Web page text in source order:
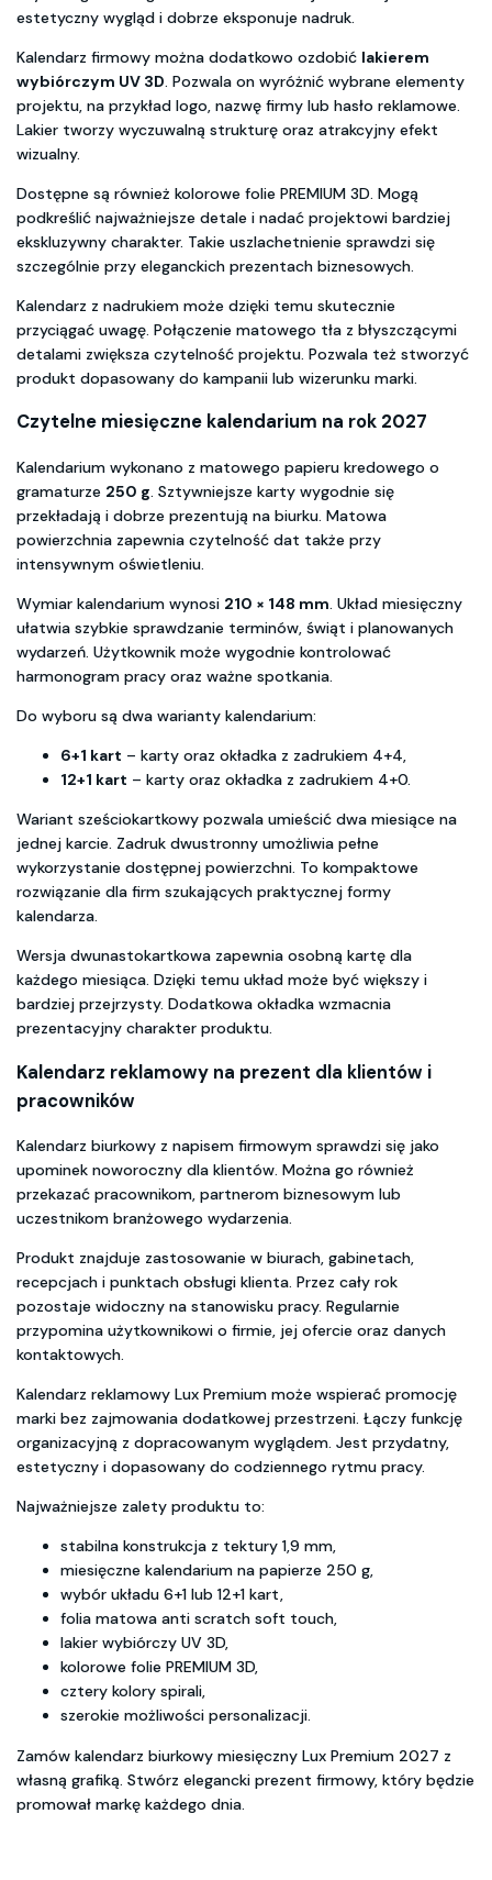
estetyczny wygląd i dobrze eksponuje nadruk.
Kalendarz firmowy można dodatkowo ozdobić lakierem
wybiórczym UV 3D. Pozwala on wyróżnić wybrane elementy
projektu, na przykład logo, nazwę firmy lub hasło reklamowe.
Lakier tworzy wyczuwalną strukturę oraz atrakcyjny efekt
wizualny.
Dostępne są również kolorowe folie PREMIUM 3D. Mogą
podkreślić najważniejsze detale i nadać projektowi bardziej
ekskluzywny charakter. Takie uszlachetnienie sprawdzi się
szczególnie przy eleganckich prezentach biznesowych.
Kalendarz z nadrukiem może dzięki temu skutecznie
przyciągać uwagę. Połączenie matowego tła z błyszczącymi
detalami zwiększa czytelność projektu. Pozwala też stworzyć
produkt dopasowany do kampanii lub wizerunku marki.
Czytelne miesięczne kalendarium na rok 2027
Kalendarium wykonano z matowego papieru kredowego o
gramaturze 250 g. Sztywniejsze karty wygodnie się
przekładają i dobrze prezentują na biurku. Matowa
powierzchnia zapewnia czytelność dat także przy
intensywnym oświetleniu.
Wymiar kalendarium wynosi 210 × 148 mm. Układ miesięczny
ułatwia szybkie sprawdzanie terminów, świąt i planowanych
wydarzeń. Użytkownik może wygodnie kontrolować
harmonogram pracy oraz ważne spotkania.
Do wyboru są dwa warianty kalendarium:
6+1 kart – karty oraz okładka z zadrukiem 4+4,
12+1 kart – karty oraz okładka z zadrukiem 4+0.
Wariant sześciokartkowy pozwala umieścić dwa miesiące na
jednej karcie. Zadruk dwustronny umożliwia pełne
wykorzystanie dostępnej powierzchni. To kompaktowe
rozwiązanie dla firm szukających praktycznej formy
kalendarza.
Wersja dwunastokartkowa zapewnia osobną kartę dla
każdego miesiąca. Dzięki temu układ może być większy i
bardziej przejrzysty. Dodatkowa okładka wzmacnia
prezentacyjny charakter produktu.
Kalendarz reklamowy na prezent dla klientów i
pracowników
Kalendarz biurkowy z napisem firmowym sprawdzi się jako
upominek noworoczny dla klientów. Można go również
przekazać pracownikom, partnerom biznesowym lub
uczestnikom branżowego wydarzenia.
Produkt znajduje zastosowanie w biurach, gabinetach,
recepcjach i punktach obsługi klienta. Przez cały rok
pozostaje widoczny na stanowisku pracy. Regularnie
przypomina użytkownikowi o firmie, jej ofercie oraz danych
kontaktowych.
Kalendarz reklamowy Lux Premium może wspierać promocję
marki bez zajmowania dodatkowej przestrzeni. Łączy funkcję
organizacyjną z dopracowanym wyglądem. Jest przydatny,
estetyczny i dopasowany do codziennego rytmu pracy.
Najważniejsze zalety produktu to:
stabilna konstrukcja z tektury 1,9 mm,
miesięczne kalendarium na papierze 250 g,
wybór układu 6+1 lub 12+1 kart,
folia matowa anti scratch soft touch,
lakier wybiórczy UV 3D,
kolorowe folie PREMIUM 3D,
cztery kolory spirali,
szerokie możliwości personalizacji.
Zamów kalendarz biurkowy miesięczny Lux Premium 2027 z
własną grafiką. Stwórz elegancki prezent firmowy, który będzie
promował markę każdego dnia.